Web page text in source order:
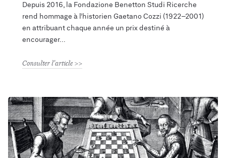
Depuis 2016, la Fondazione Benetton Studi Ricerche
rend hommage à l’historien Gaetano Cozzi (1922–2001)
en attribuant chaque année un prix destiné à
encourager
Consulter l'article